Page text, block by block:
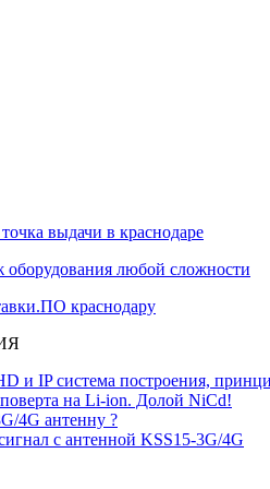
выдачи в краснодаре
любой сложности
краснодару
и IP система построения,
на Li-ion. Долой NiCd!
4G антенну ?
с антенной KSS15-3G/4G